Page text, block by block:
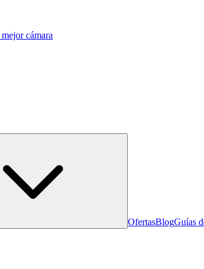
cámara
OfertasBlogGuías